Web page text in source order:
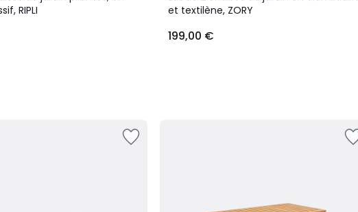
RIPLI
et textilène, ZORY
199,00 €